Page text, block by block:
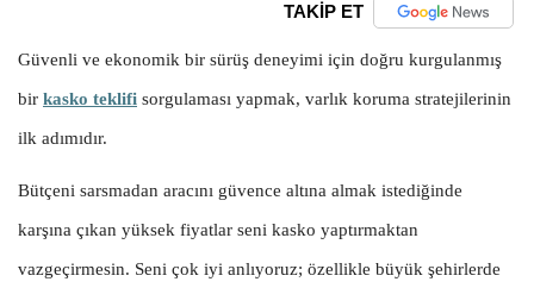
TAKİP ET
Güvenli ve ekonomik bir sürüş deneyimi için doğru kurgulanmış
bir kasko teklifi sorgulaması yapmak, varlık koruma stratejilerinin
ilk adımıdır.
Bütçeni sarsmadan aracını güvence altına almak istediğinde
karşına çıkan yüksek fiyatlar seni kasko yaptırmaktan
vazgeçirmesin. Seni çok iyi anlıyoruz; özellikle büyük şehirlerde